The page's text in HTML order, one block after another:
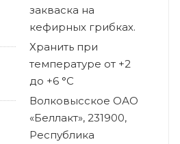
закваска на
кефирных грибках.
Хранить при
температуре от +2
до +6 °С
Волковысское ОАО
«Беллакт», 231900,
Республика